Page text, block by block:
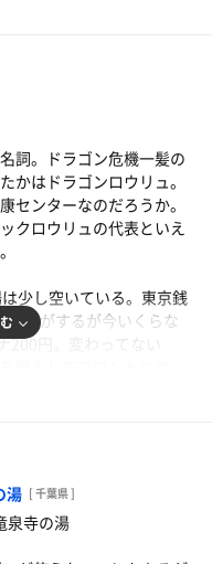
いけど。
や黄金湯、ロスコ、
までで神奈川は1件もな
過しているし忙しくて行
くか。
いたら12時になるとおば
室内はスーっとするミン
。
呂。呪術廻戦の弁護士の
源泉掛け流しなので潜っ
たりして2分くらい入っ
度は70℃ぐらいで横にな
盤浴よりもかなり熱いか
思いながらもMLBを眺め
源泉かけ流し水風呂。
グで休憩してから岩盤浴
い入るものなのか調べて
い汗はかけない。
た。帰りに三保のとんか
べて帰る。帰りは東名で
大田区のはすぬま温泉に
たので壊れたんじゃない
。10秒くらいあれば短い
短いと感じ、15秒を超
ツァおおたかは10秒か13
。43℃超の炭酸泉。あつ
であることを考えると熱
分も入るとかなり出来上
室に入る。
いこともなく自分のペー
は下段で 8分を3セッ
ユー鶴は落ち着いていて
詞。ドラゴン危機一髪の
かはドラゴンロウリュ。
センターなのだろうか。
クロウリュの代表といえ
少し空いている。東京銭
い気がするが今いくらな
200円。変わってない
っけ。フロントの方から
バンドの説明を受ける。
の証であることはわかる
い。使用中のロッカーを
かなり空いているんじゃ
湯 [ 千葉県 ]
泉寺の湯